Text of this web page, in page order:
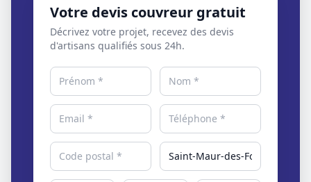
Votre devis couvreur gratuit
Décrivez votre projet, recevez des devis
d'artisans qualifiés sous 24h.